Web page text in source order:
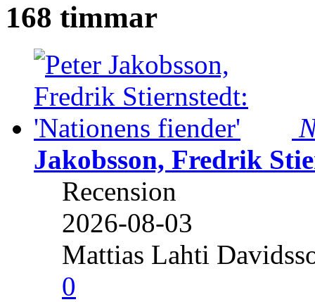
168 timmar
Jakobsson, Fredrik
Recension
2026-08-03
Mattias Lahti
0